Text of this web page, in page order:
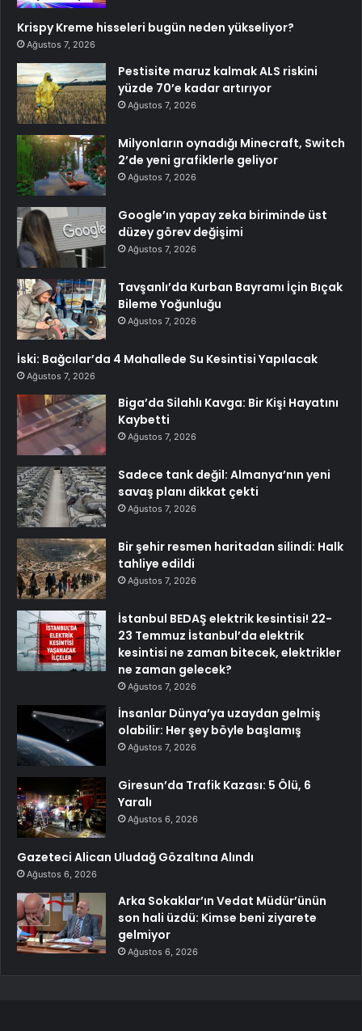
Krispy Kreme hisseleri bugün neden yükseliyor?
Ağustos 7, 2026
Pestisite maruz kalmak ALS riskini
yüzde 70’e kadar artırıyor
Ağustos 7, 2026
Milyonların oynadığı Minecraft, Switch
2’de yeni grafiklerle geliyor
Ağustos 7, 2026
Google’ın yapay zeka biriminde üst
düzey görev değişimi
Ağustos 7, 2026
Tavşanlı’da Kurban Bayramı İçin Bıçak
Bileme Yoğunluğu
Ağustos 7, 2026
İski: Bağcılar’da 4 Mahallede Su Kesintisi Yapılacak
Ağustos 7, 2026
Biga’da Silahlı Kavga: Bir Kişi Hayatını
Kaybetti
Ağustos 7, 2026
Sadece tank değil: Almanya’nın yeni
savaş planı dikkat çekti
Ağustos 7, 2026
Bir şehir resmen haritadan silindi: Halk
tahliye edildi
Ağustos 7, 2026
İstanbul BEDAŞ elektrik kesintisi! 22-
23 Temmuz İstanbul’da elektrik
kesintisi ne zaman bitecek, elektrikler
ne zaman gelecek?
Ağustos 7, 2026
İnsanlar Dünya’ya uzaydan gelmiş
olabilir: Her şey böyle başlamış
Ağustos 7, 2026
Giresun’da Trafik Kazası: 5 Ölü, 6
Yaralı
Ağustos 6, 2026
Gazeteci Alican Uludağ Gözaltına Alındı
Ağustos 6, 2026
Arka Sokaklar’ın Vedat Müdür’ünün
son hali üzdü: Kimse beni ziyarete
gelmiyor
Ağustos 6, 2026